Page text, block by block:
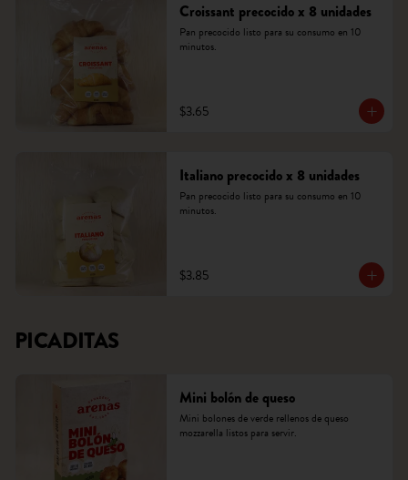
Croissant precocido x 8 unidades
Pan precocido listo para su consumo en 10
minutos.
$3.65
Italiano precocido x 8 unidades
Pan precocido listo para su consumo en 10
minutos.
$3.85
PICADITAS
Mini bolón de queso
Mini bolones de verde rellenos de queso
mozzarella listos para servir.